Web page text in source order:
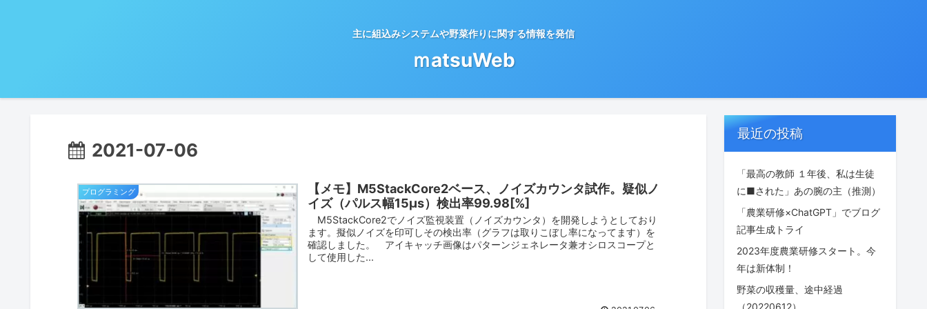
主に組込みシステムや野菜作りに関する情報を発信
ｍatsuWeb
2021-07-06
プログラミング
【メモ】M5StackCore2ベース、ノイズカウンタ試作。疑似ノ
イズ（パルス幅15μs）検出率99.98[%]
M5StackCore2でノイズ監視装置（ノイズカウンタ）を開発しようとしており
ます。擬似ノイズを印可しその検出率（グラフは取りこぼし率になってます）を
確認しました。 アイキャッチ画像はパターンジェネレータ兼オシロスコープと
して使用した...
最近の投稿
「最高の教師 １年後、私は生徒
に■された」あの腕の主（推測）
「農業研修×ChatGPT」でブログ
記事生成トライ
2023年度農業研修スタート。今
年は新体制！
野菜の収穫量、途中経過
（20220612）